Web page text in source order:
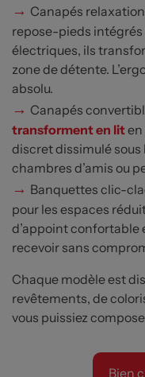
→ Canapés
repose-pieds intégrés
électriques, ils
zone de détente.
absolu.
→ Canapés
transforment en liten
discret dissimulé sous
chambres d’amis ou
→ Banquettes clic-
pour les espaces
d’appoint
recevoir sans
Chaque modèle est
revêtements, de
vous puissiez